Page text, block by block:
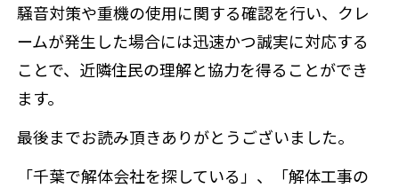
騒音対策や重機の使用に関する確認を行い、クレ
ームが発生した場合には迅速かつ誠実に対応する
ことで、近隣住民の理解と協力を得ることができ
ます。
最後までお読み頂きありがとうございました。
「千葉で解体会社を探している」、「解体工事の